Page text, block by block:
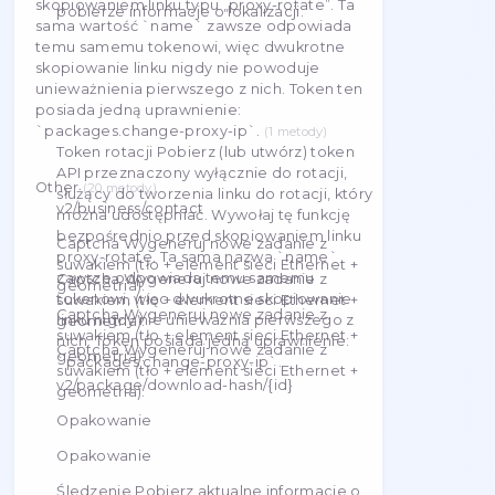
Wiadomości Wyślij wiadomość do
wybranej rozmowy.
(3 metody)
Pomoc techniczna (4 metody
Pomoc techniczna
Checker (2 metody)
Proxy ### Sprawdź proxy Ta metoda
pozwala na połączenie przez serwer proxy
oraz sprawdzenie, czy działa. #### Jak to
działa? Nawiąże połączenie z adresem
`http://host.stableproxy.com/ip/` za
pośrednictwem serwera proxy i pobierze
adres IP, a następnie połączy się z adresem
`https://ipinfo.io/widget/demo/ip` i
pobierze informacje o lokalizacji.
Pobierz listę miast w dostępnych krajach
metody)
Pobierz (lub utwórz) token API przeznaczony
wyłącznie do rotacji, służący do tworzenia
linku do rotacji, który można udostępniać.
Wywołaj tę funkcję bezpośrednio przed
skopiowaniem linku typu „proxy-rotate”. Ta
sama wartość `name` zawsze odpowiada
temu samemu tokenowi, więc dwukrotne
skopiowanie linku nigdy nie powoduje
unieważnienia pierwszego z nich. Token ten